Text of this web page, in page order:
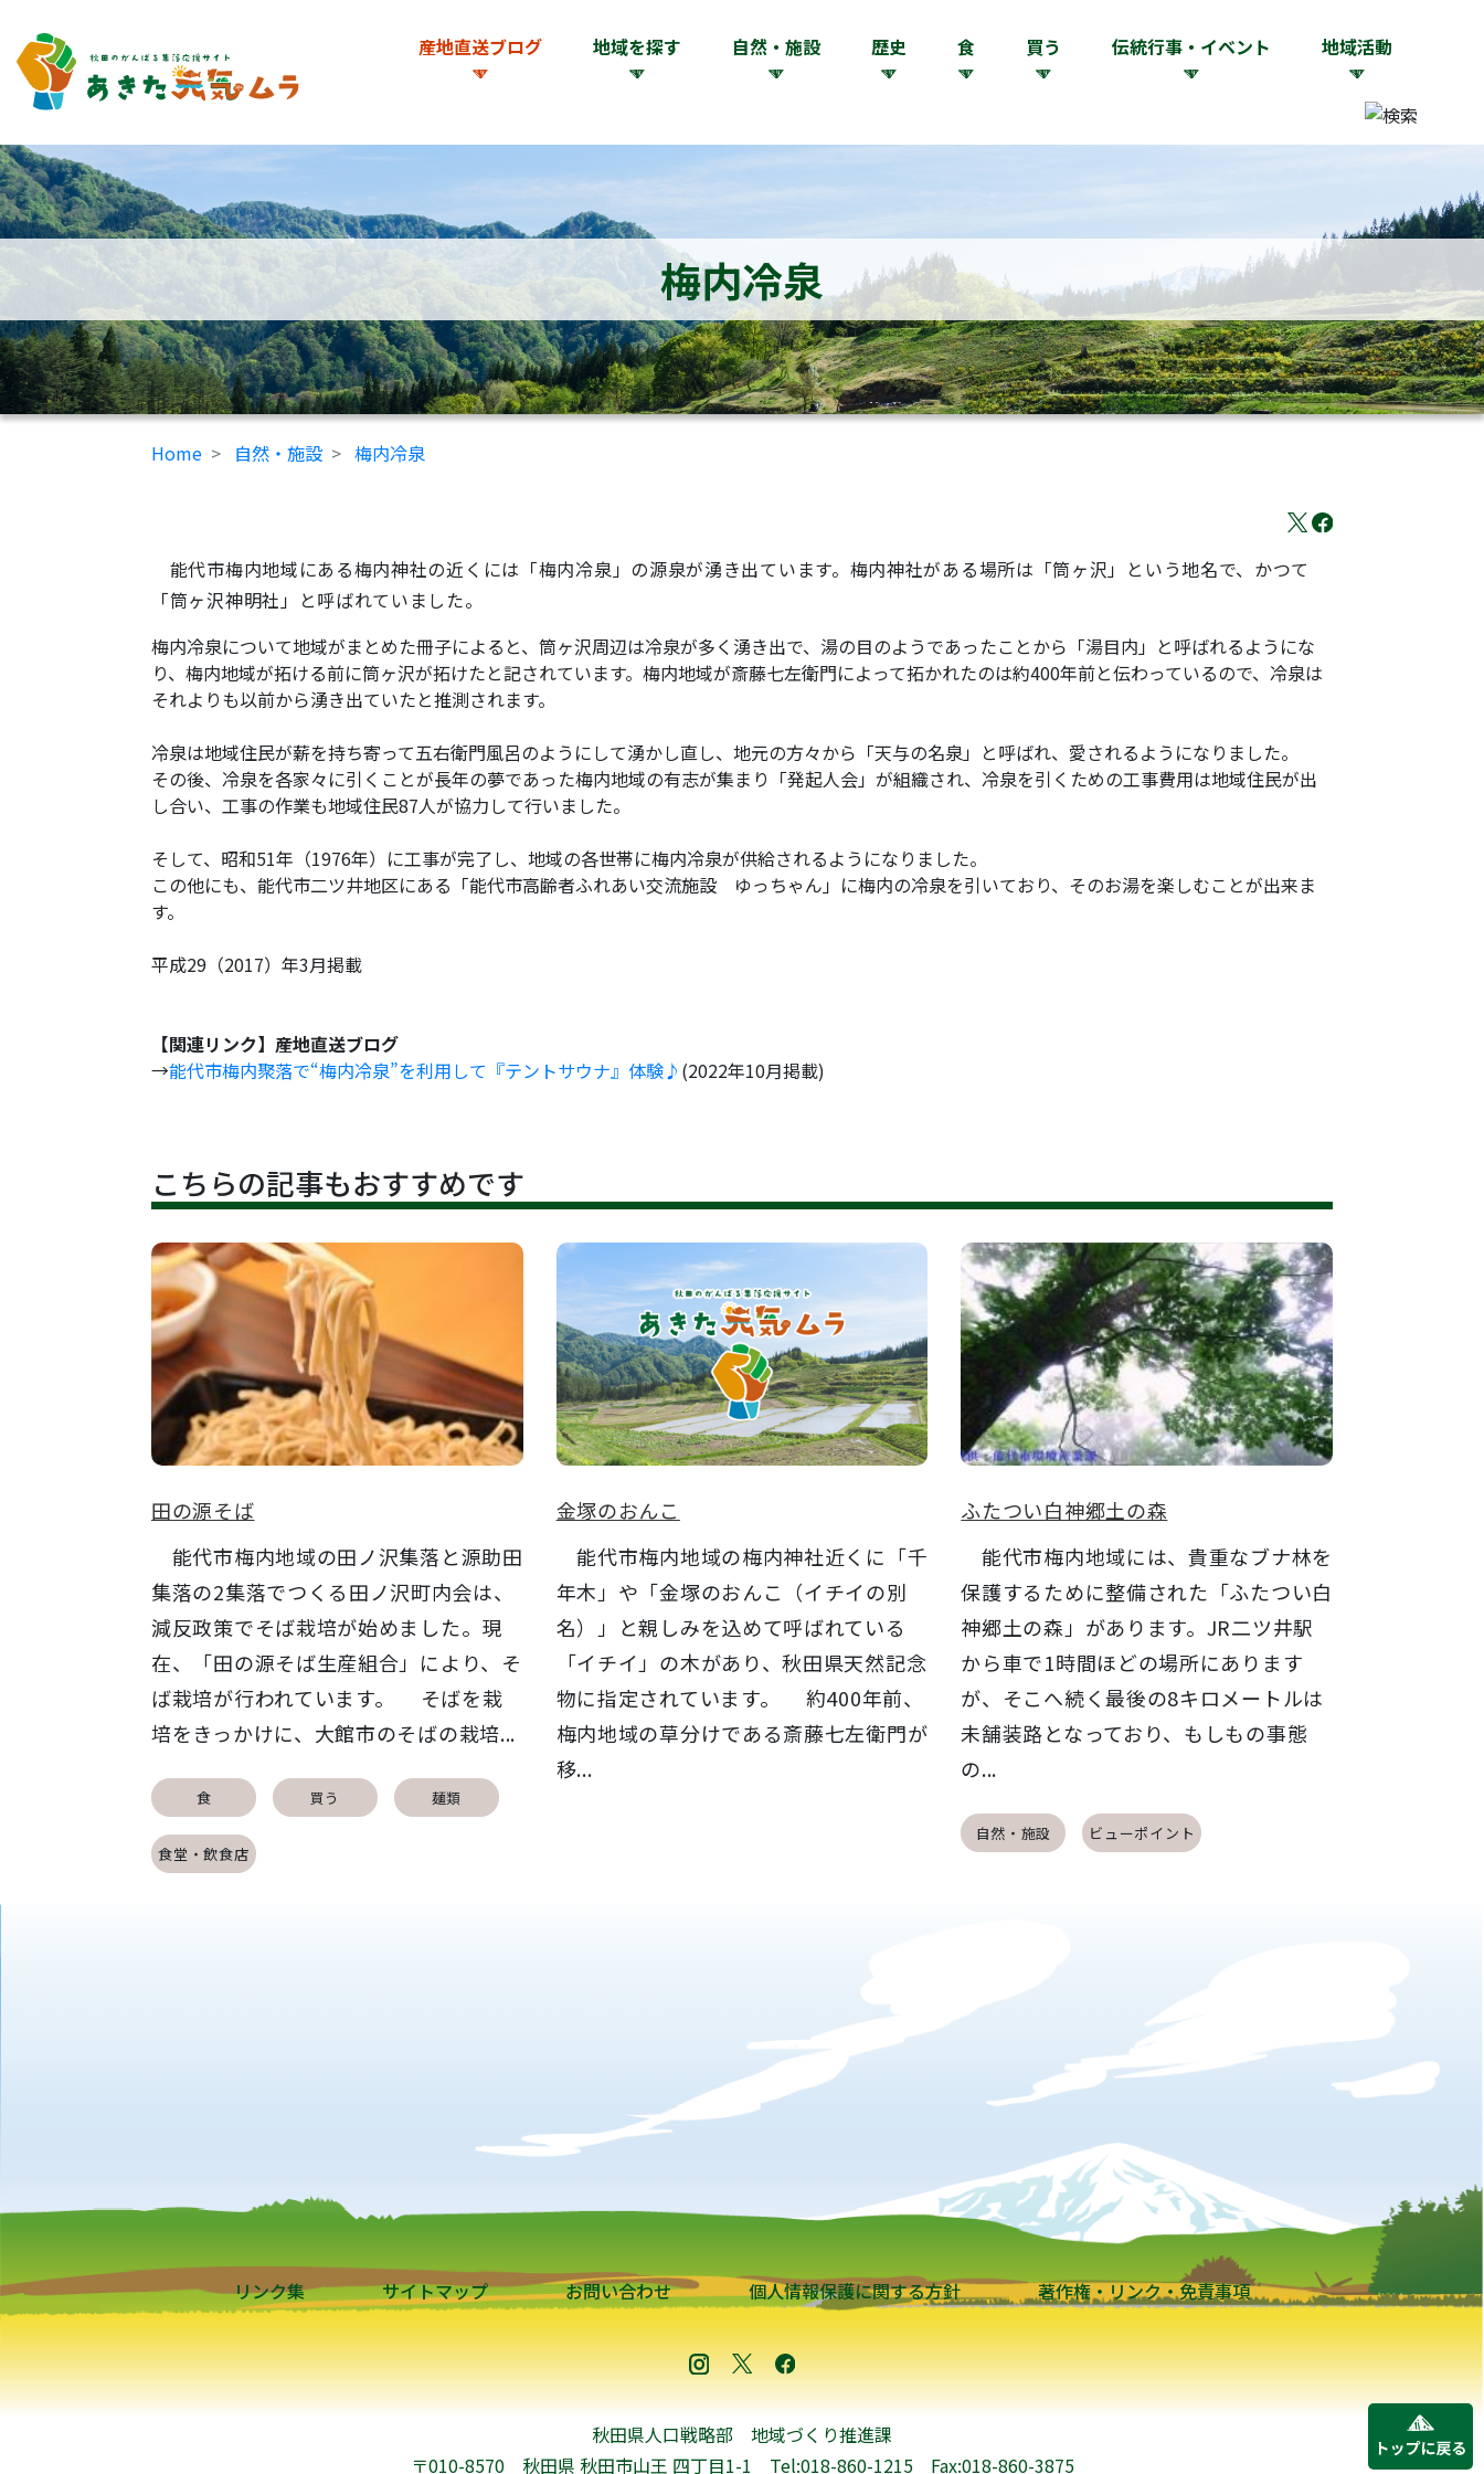
産地直送ブログ 地域を探す 自然・施設 歴史 食 買う 伝統行事・イベント 地域活動
梅内冷泉
Home 自然・施設 梅内冷泉
能代市梅内地域にある梅内神社の近くには「梅内冷泉」の源泉が湧き出ています。梅内神社がある場所は「筒ヶ沢」という地名で、かつて
「筒ヶ沢神明社」と呼ばれていました。
梅内冷泉について地域がまとめた冊子によると、筒ヶ沢周辺は冷泉が多く湧き出で、湯の目のようであったことから「湯目内」と呼ばれるようにな
り、梅内地域が拓ける前に筒ヶ沢が拓けたと記されています。梅内地域が斎藤七左衛門によって拓かれたのは約400年前と伝わっているので、冷泉は
それよりも以前から湧き出ていたと推測されます。
冷泉は地域住民が薪を持ち寄って五右衛門風呂のようにして湧かし直し、地元の方々から「天与の名泉」と呼ばれ、愛されるようになりました。
その後、冷泉を各家々に引くことが長年の夢であった梅内地域の有志が集まり「発起人会」が組織され、冷泉を引くための工事費用は地域住民が出
し合い、工事の作業も地域住民87人が協力して行いました。
そして、昭和51年（1976年）に工事が完了し、地域の各世帯に梅内冷泉が供給されるようになりました。
この他にも、能代市二ツ井地区にある「能代市高齢者ふれあい交流施設 ゆっちゃん」に梅内の冷泉を引いており、そのお湯を楽しむことが出来ま
す。
平成29（2017）年3月掲載
【関連リンク】産地直送ブログ
→能代市梅内聚落で“梅内冷泉”を利用して『テントサウナ』体験♪ (2022年10月掲載)
こちらの記事もおすすめです
田の源そば
能代市梅内地域の田ノ沢集落と源助田
集落の2集落でつくる田ノ沢町内会は、
減反政策でそば栽培が始めました。現
在、「田の源そば生産組合」により、そ
ば栽培が行われています。 そばを栽
培をきっかけに、大館市のそばの栽培...
食 買う 麺類
食堂・飲食店
金塚のおんこ
能代市梅内地域の梅内神社近くに「千
年木」や「金塚のおんこ（イチイの別
名）」と親しみを込めて呼ばれている
「イチイ」の木があり、秋田県天然記念
物に指定されています。 約400年前、
梅内地域の草分けである斎藤七左衛門が
移...
ふたつい白神郷土の森
能代市梅内地域には、貴重なブナ林を
保護するために整備された「ふたつい白
神郷土の森」があります。JR二ツ井駅
から車で1時間ほどの場所にあります
が、そこへ続く最後の8キロメートルは
未舗装路となっており、もしもの事態
の...
自然・施設 ビューポイント
リンク集 サイトマップ お問い合わせ 個人情報保護に関する方針 著作権・リンク・免責事項
秋田県人口戦略部 地域づくり推進課
〒010-8570 秋田県 秋田市山王 四丁目1-1
Tel:018-860-1215 Fax:018-860-3875